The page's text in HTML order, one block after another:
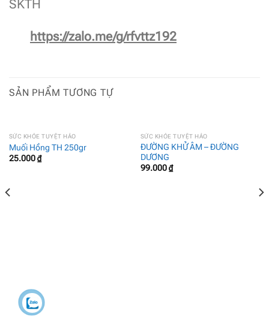
SKTH
https://zalo.me/g/rfvttz192
SẢN PHẨM TƯƠNG TỰ
SỨC KHỎE TUYỆT HẢO
Muối Hồng TH 250gr
25.000₫
SỨC KHỎE TUYỆT HẢO
ĐƯỜNG KHỬ ÂM – ĐƯỜNG
DƯƠNG
99.000₫